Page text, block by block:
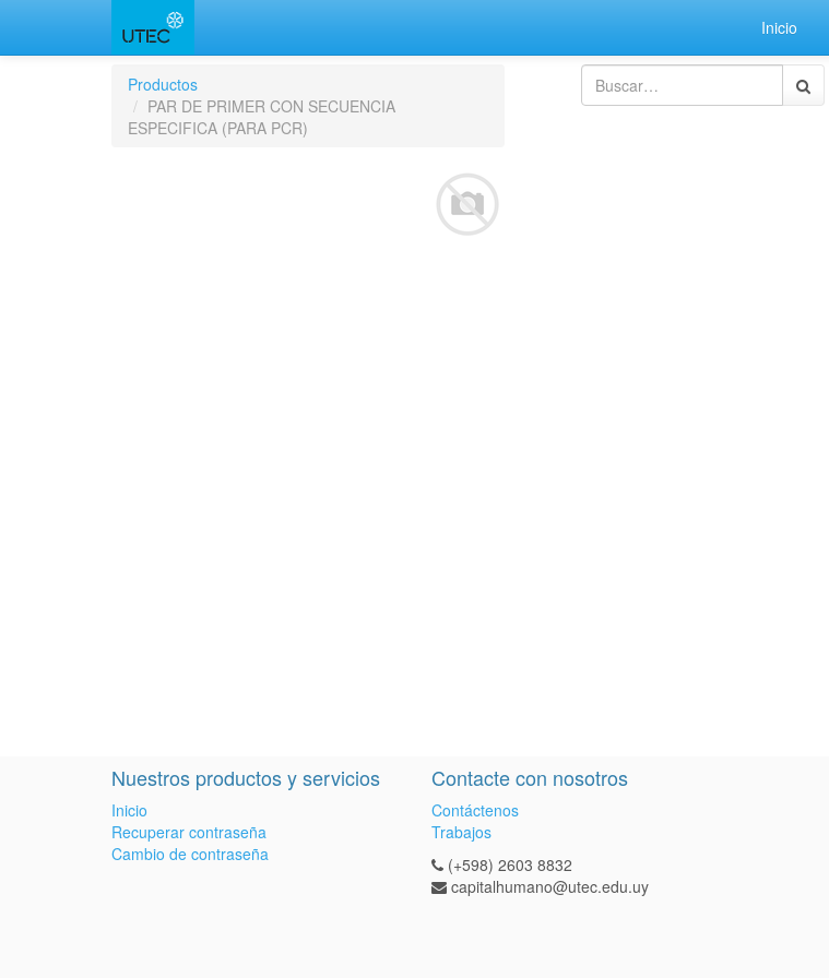
Inicio
Productos
PAR DE PRIMER CON SECUENCIA
ESPECIFICA (PARA PCR)
Nuestros productos y servicios
Inicio
Recuperar contraseña
Cambio de contraseña
Contacte con nosotros
Contáctenos
Trabajos
(+598) 2603 8832
capitalhumano@utec.edu.uy